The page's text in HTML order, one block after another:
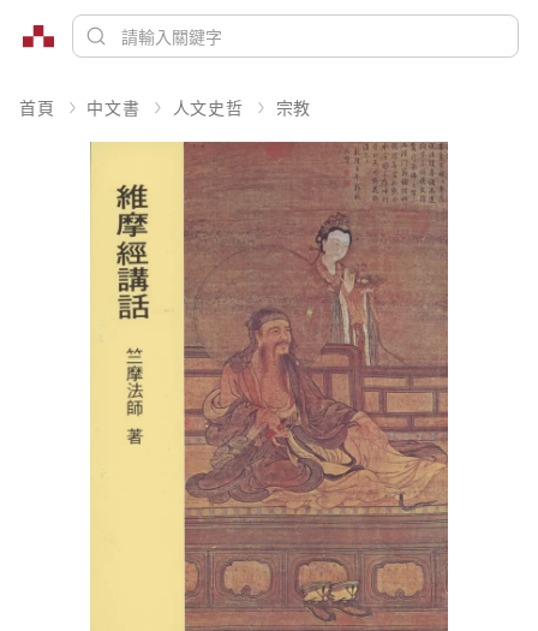
首頁 中文書 人文史哲 宗教